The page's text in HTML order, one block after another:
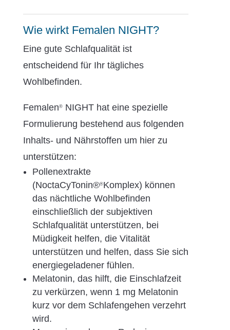
Wie wirkt Femalen NIGHT?
Eine gute Schlafqualität ist
entscheidend für Ihr tägliches
Wohlbefinden.
Femalen®NIGHT hat eine spezielle
Formulierung bestehend aus folgenden
Inhalts- und Nährstoffen um hier zu
unterstützen:
Pollenextrakte
(NoctaCyTonin®®Komplex) können
das nächtliche Wohlbefinden
einschließlich der subjektiven
Schlafqualität unterstützen, bei
Müdigkeit helfen, die Vitalität
unterstützen und helfen, dass Sie sich
energiegeladener fühlen.
Melatonin, das hilft, die Einschlafzeit
zu verkürzen, wenn 1 mg Melatonin
kurz vor dem Schlafengehen verzehrt
wird.